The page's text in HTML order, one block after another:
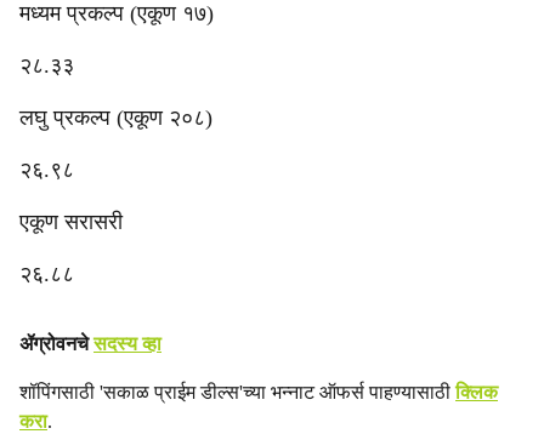
मध्यम प्रकल्प (एकूण १७)
२८.३३
लघु प्रकल्प (एकूण २०८)
२६.९८
एकूण सरासरी
२६.८८
ॲग्रोवनचेसदस्य व्हा
शॉपिंगसाठी 'सकाळ प्राईम डील्स'च्या भन्नाट ऑफर्स पाहण्यासाठीक्लिक
करा.